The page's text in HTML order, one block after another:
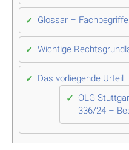
Glossar –
Wichtige
Das vorliegende Urteil
OLG
336/24 –